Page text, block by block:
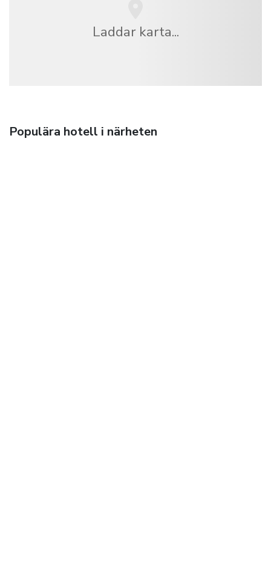
Laddar karta...
Populära hotell i närheten